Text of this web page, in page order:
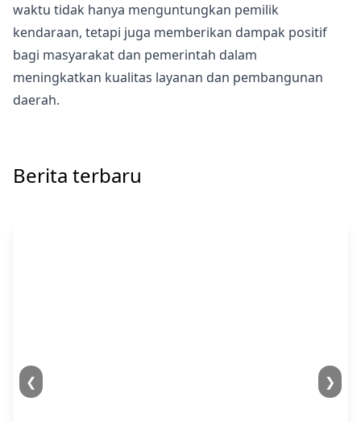
waktu tidak hanya menguntungkan pemilik
kendaraan, tetapi juga memberikan dampak positif
bagi masyarakat dan pemerintah dalam
meningkatkan kualitas layanan dan pembangunan
daerah.
Berita terbaru
❮ ❯